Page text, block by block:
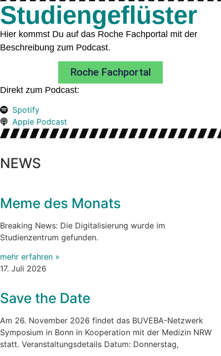
Studiengeflüster
Hier kommst Du auf das Roche Fachportal mit der
Beschreibung zum Podcast.
Roche Fachportal
Direkt zum Podcast:
Spotify
Apple Podcast
NEWS
Meme des Monats
Breaking News: Die Digitalisierung wurde im
Studienzentrum gefunden.
mehr erfahren »
17. Juli 2026
Save the Date
Am 26. November 2026 findet das BUVEBA-Netzwerk
Symposium in Bonn in Kooperation mit der Medizin NRW
statt. Veranstaltungsdetails Datum: Donnerstag,